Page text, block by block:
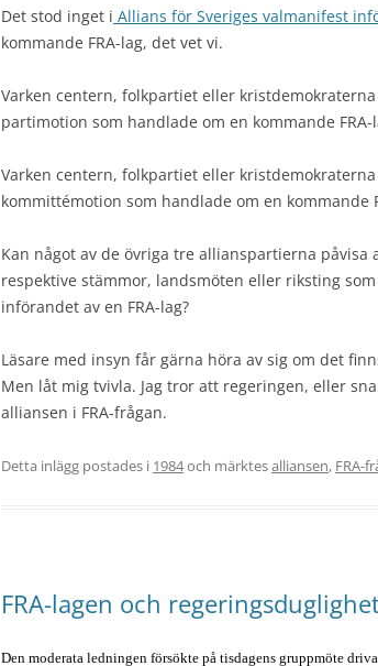
Det stod inget i Allians för Sveriges valmanifest
kommande FRA-lag, det vet vi.
Varken centern, folkpartiet eller
partimotion som handlade om en kommande FRA-
Varken centern, folkpartiet eller
kommittémotion som handlade om en kommande
Kan något av de övriga tre allianspartierna
respektive stämmor, landsmöten eller riksting
införandet av en FRA-lag?
Läsare med insyn får gärna höra av sig om det
Men låt mig tvivla. Jag tror att regeringen, eller
alliansen i FRA-frågan.
Detta inlägg postades i 1984och märktesalliansen, FRA-
FRA-lagen och
Den moderata ledningen försökte på tisdagens gruppmöte